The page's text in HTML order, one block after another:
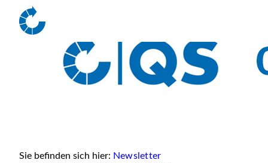
Sie befinden sich hier: Newsletter